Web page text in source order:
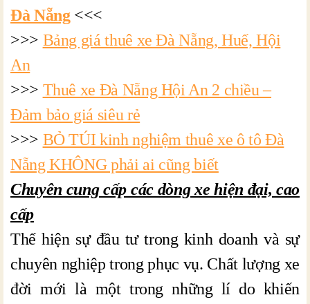
Đà Nẵng<<<
>>> Bảng giá thuê xe Đà Nẵng, Huế, Hội
An
>>> Thuê xe Đà Nẵng Hội An 2 chiều –
Đảm bảo giá siêu rẻ
>>> BỎ TÚI kinh nghiệm thuê xe ô tô Đà
Nẵng KHÔNG phải ai cũng biết
Chuyên cung cấp các dòng xe hiện đại, cao
cấp
Thể hiện sự đầu tư trong kinh doanh và sự
chuyên nghiệp trong phục vụ. Chất lượng xe
đời mới là một trong những lí do khiến